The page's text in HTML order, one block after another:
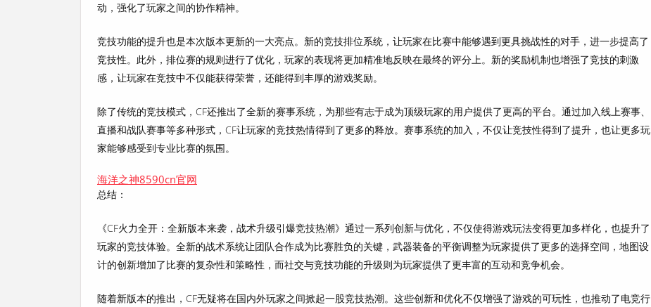
动，强化了玩家之间的协作精神。
竞技功能的提升也是本次版本更新的一大亮点。新的竞技排位系统，让玩家在比赛中能够遇到更具挑战性的对手，进一步提高了
竞技性。此外，排位赛的规则进行了优化，玩家的表现将更加精准地反映在最终的评分上。新的奖励机制也增强了竞技的刺激
感，让玩家在竞技中不仅能获得荣誉，还能得到丰厚的游戏奖励。
除了传统的竞技模式，CF还推出了全新的赛事系统，为那些有志于成为顶级玩家的用户提供了更高的平台。通过加入线上赛事、
直播和战队赛事等多种形式，CF让玩家的竞技热情得到了更多的释放。赛事系统的加入，不仅让竞技性得到了提升，也让更多玩
家能够感受到专业比赛的氛围。
海洋之神8590cn官网
总结：
《CF火力全开：全新版本来袭，战术升级引爆竞技热潮》通过一系列创新与优化，不仅使得游戏玩法变得更加多样化，也提升了
玩家的竞技体验。全新的战术系统让团队合作成为比赛胜负的关键，武器装备的平衡调整为玩家提供了更多的选择空间，地图设
计的创新增加了比赛的复杂性和策略性，而社交与竞技功能的升级则为玩家提供了更丰富的互动和竞争机会。
随着新版本的推出，CF无疑将在国内外玩家之间掀起一股竞技热潮。这些创新和优化不仅增强了游戏的可玩性，也推动了电竞行